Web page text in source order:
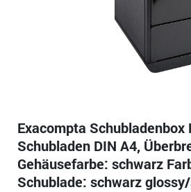
Exacompta Schubladenbox
Schubladen DIN A4,
Gehäusefarbe: schwarz
Schublade: schwarz